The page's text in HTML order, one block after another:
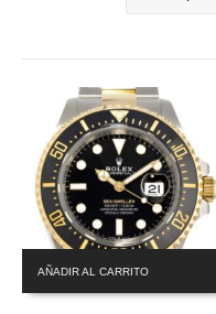
AÑADIR AL CARRITO